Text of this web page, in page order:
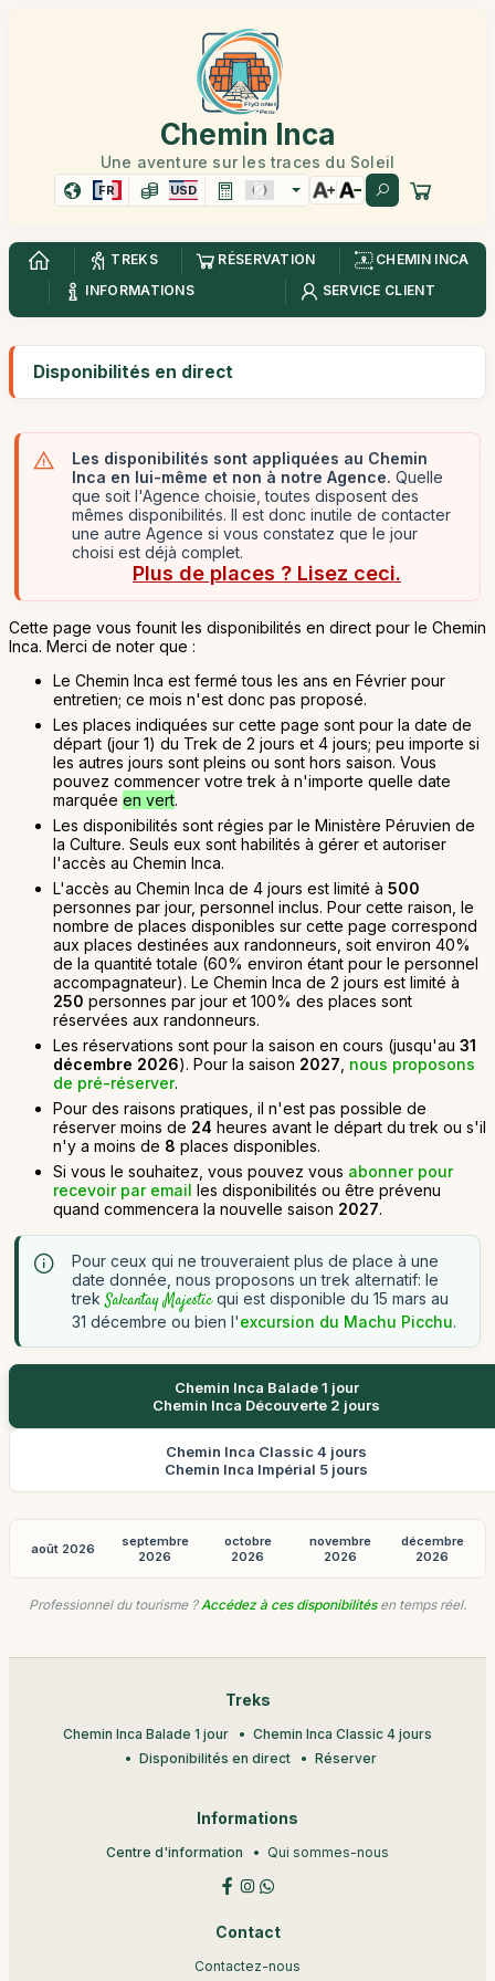
Chemin Inca
Une aventure sur les traces du Soleil
FR USD
TREKS RÉSERVATION
CHEMIN INCA
INFORMATIONS
SERVICE CLIENT
Disponibilités en direct
Les disponibilités sont appliquées au Chemin
Inca en lui-même et non à notre Agence. Quelle
que soit l'Agence choisie, toutes disposent des
mêmes disponibilités. Il est donc inutile de contacter
une autre Agence si vous constatez que le jour
choisi est déjà complet.
Plus de places ? Lisez ceci.
Cette page vous founit les disponibilités en direct pour le Chemin
Inca. Merci de noter que :
Le Chemin Inca est fermé tous les ans en Février pour
entretien; ce mois n'est donc pas proposé.
Les places indiquées sur cette page sont pour la date de
départ (jour 1) du Trek de 2 jours et 4 jours; peu importe si
les autres jours sont pleins ou sont hors saison. Vous
pouvez commencer votre trek à n'importe quelle date
marquée en vert.
Les disponibilités sont régies par le Ministère Péruvien de
la Culture. Seuls eux sont habilités à gérer et autoriser
l'accès au Chemin Inca.
L'accès au Chemin Inca de 4 jours est limité à 500
personnes par jour, personnel inclus. Pour cette raison, le
nombre de places disponibles sur cette page correspond
aux places destinées aux randonneurs, soit environ 40%
de la quantité totale (60% environ étant pour le personnel
accompagnateur). Le Chemin Inca de 2 jours est limité à
250 personnes par jour et 100% des places sont
réservées aux randonneurs.
Les réservations sont pour la saison en cours (jusqu'au 31
décembre 2026). Pour la saison 2027 nous proposons
de pré-réserver.
Pour des raisons pratiques, il n'est pas possible de
réserver moins de 24 heures avant le départ du trek ou s'il
n'y a moins de 8 places disponibles.
Si vous le souhaitez, vous pouvez vous abonner pour
recevoir par email les disponibilités ou être prévenu
quand commencera la nouvelle saison 2027.
Pour ceux qui ne trouveraient plus de place à une
date donnée, nous proposons un trek alternatif: le
trek Salcantay Majesticqui est disponible du 15 mars au
31 décembre ou bien l'excursion du Machu Picchu.
Chemin Inca Balade 1 jour
Chemin Inca Découverte 2 jours
Chemin Inca Classic 4 jours
Chemin Inca Impérial 5 jours
août 2026
septembre
2026
octobre
2026
novembre
2026
décembre
2026
Professionnel du tourisme ?Accédez à ces disponibilitésen temps réel.
Treks
Chemin Inca Balade 1 jour
Chemin Inca Classic 4 jours
Disponibilités en direct
Réserver
Informations
Centre d'information Qui sommes-nous
Contact
Contactez-nous